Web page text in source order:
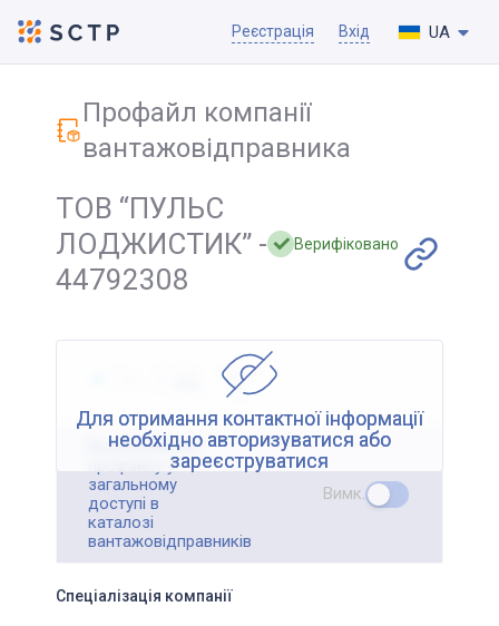
Реєстрація Вхід UA
Профайл компанії
вантажовідправника
ТОВ “ПУЛЬС
ЛОДЖИСТИК” -
44792308
Верифіковано
Для отримання контактної інформації
необхідно авторизуватися або
зареєструватися
Відображення
профайлу у
загальному
доступі в
каталозі
вантажовідправників
Вимк.
Спеціалізація компанії